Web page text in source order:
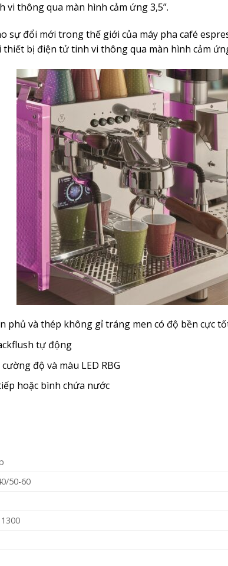
thông qua màn hình cảm ứng 3,5”.
sự đổi mới trong thế giới của máy pha café
bị điện tử tinh vi thông qua màn hình cảm
phủ và thép không gỉ tráng men có độ bền cực
tự động
độ và màu LED RBG
hoặc bình chứa nước
50-60